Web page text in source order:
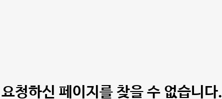
요청하신 페이지를 찾을 수 없습니다.